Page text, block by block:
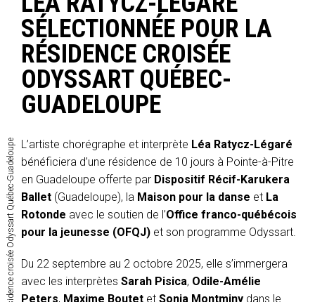
SÉLECTIONNÉE POUR LA
RÉSIDENCE CROISÉE
ODYSSART QUÉBEC-
GUADELOUPE
L’artiste chorégraphe et interprète Léa Ratycz-Légaré
bénéficiera d’une résidence de 10 jours à Pointe-à-Pitre
en Guadeloupe offerte par Dispositif Récif-Karukera
Ballet (Guadeloupe), la Maison pour la danse et La
Rotonde avec le soutien de l’Office franco-québécois
pour la jeunesse (OFQJ) et son programme Odyssart.
Du 22 septembre au 2 octobre 2025, elle s’immergera
avec les interprètes Sarah Pisica, Odile-Amélie
Peters, Maxime Boutet et Sonia Montminy dans le